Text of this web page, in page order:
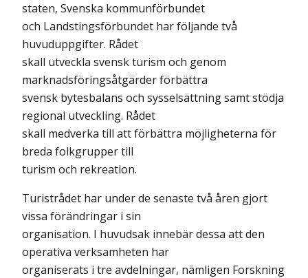
staten, Svenska kommunförbundet
och Landstingsförbundet har följande två
huvuduppgifter. Rådet
skall utveckla svensk turism och genom
marknadsföringsåtgärder förbättra
svensk bytesbalans och sysselsättning samt stödja
regional utveckling. Rådet
skall medverka till att förbättra möjligheterna för
breda folkgrupper till
turism och rekreation.
Turistrådet har under de senaste två åren gjort
vissa förändringar i sin
organisation. I huvudsak innebär dessa att den
operativa verksamheten har
organiserats i tre avdelningar, nämligen Forskning